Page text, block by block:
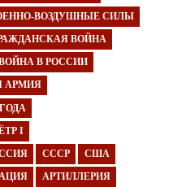
ВОЗДУШНЫЕ СИЛЫ
ВОЙНА
В РОССИИ
АРМИЯ
I
СССР США
АРТИЛЛЕРИЯ